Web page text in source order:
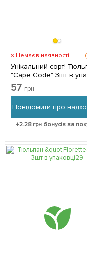
Немає в наявності
Унікальний сорт!
"Cape Code" 3шт в
57 грн
Повідомити про
+2.28грн бонусів за